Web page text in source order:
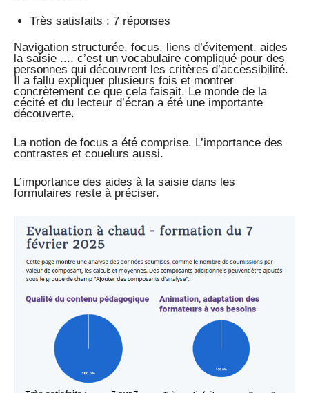
Très satisfaits : 7 réponses
Navigation structurée, focus, liens d’évitement, aides
la saisie .... c’est un vocabulaire compliqué pour des
personnes qui découvrent les critères d’accessibilité.
Il a fallu expliquer plusieurs fois et montrer
concrètement ce que cela faisait. Le monde de la
cécité et du lecteur d’écran a été une importante
découverte.
La notion de focus a été comprise. L’importance des
contrastes et couelurs aussi.
L’importance des aides à la saisie dans les
formulaires reste à préciser.